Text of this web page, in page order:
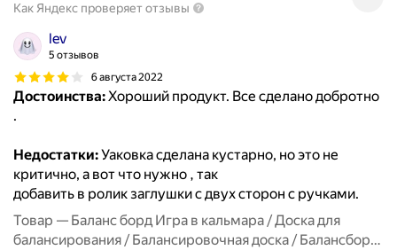
Как Яндекс проверяет отзывы
lev
5 отзывов
6 августа 2022
Достоинства:Хороший продукт. Все сделано добротно
.
Недостатки:Уаковка сделана кустарно, но это не
критично, а вот что нужно , так
добавить в ролик заглушки с двух сторон с ручками.
Товар — Баланс борд Игра в кальмара / Доска для
балансирования / Балансировочная доска / Балансборд